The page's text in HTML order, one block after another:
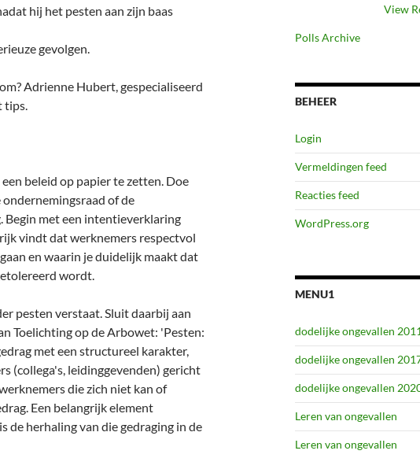
hij het pesten aan zijn baas
gevolgen.
Adrienne Hubert, gespecialiseerd
tips.
beleid op papier te zetten. Doe
of de
met een intentieverklaring
vindt dat werknemers respectvol
en waarin je duidelijk maakt dat
wordt.
pesten verstaat. Sluit daarbij aan
Toelichting op de Arbowet: 'Pesten:
met een structureel karakter,
(collega's, leidinggevenden) gericht
die zich niet kan of
Een belangrijk element
de herhaling van die gedraging in de
View
Polls Archive
BEHEER
Login
Vermeldingen feed
Reacties feed
WordPress.org
MENU1
dodelijke ongevallen 2011
dodelijke ongevallen
dodelijke ongevallen
Leren van ongevallen
Leren van ongevallen